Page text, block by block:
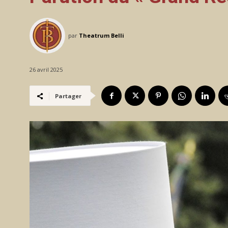
par Theatrum Belli
26 avril 2025
Partager